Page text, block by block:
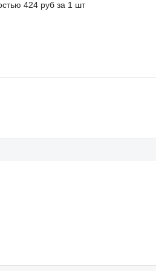
424 руб за 1 шт